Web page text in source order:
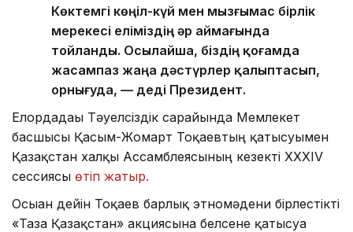
Көктемгі көңіл-күй мен мызғымас бірлік
мерекесі еліміздің әр аймағында
тойланды. Осылайша, біздің қоғамда
жасампаз жаңа дәстүрлер қалыптасып,
орнығуда, — деді Президент.
Елордадағы Тәуелсіздік сарайында Мемлекет
басшысы Қасым-Жомарт Тоқаевтың қатысуымен
Қазақстан халқы Ассамблеясының кезекті ХХХІV
сессиясы өтіп жатыр.
Осыған дейін Тоқаев барлық этномәдени бірлестікті
«Таза Қазақстан» акциясына белсене қатысуға